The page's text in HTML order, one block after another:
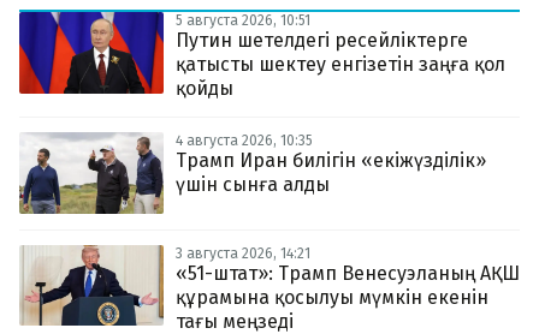
5 августа 2026, 10:51
Путин шетелдегі ресейліктерге
қатысты шектеу енгізетін заңға қол
қойды
4 августа 2026, 10:35
Трамп Иран билігін «екіжүзділік»
үшін сынға алды
3 августа 2026, 14:21
«51-штат»: Трамп Венесуэланың АҚШ
құрамына қосылуы мүмкін екенін
тағы меңзеді